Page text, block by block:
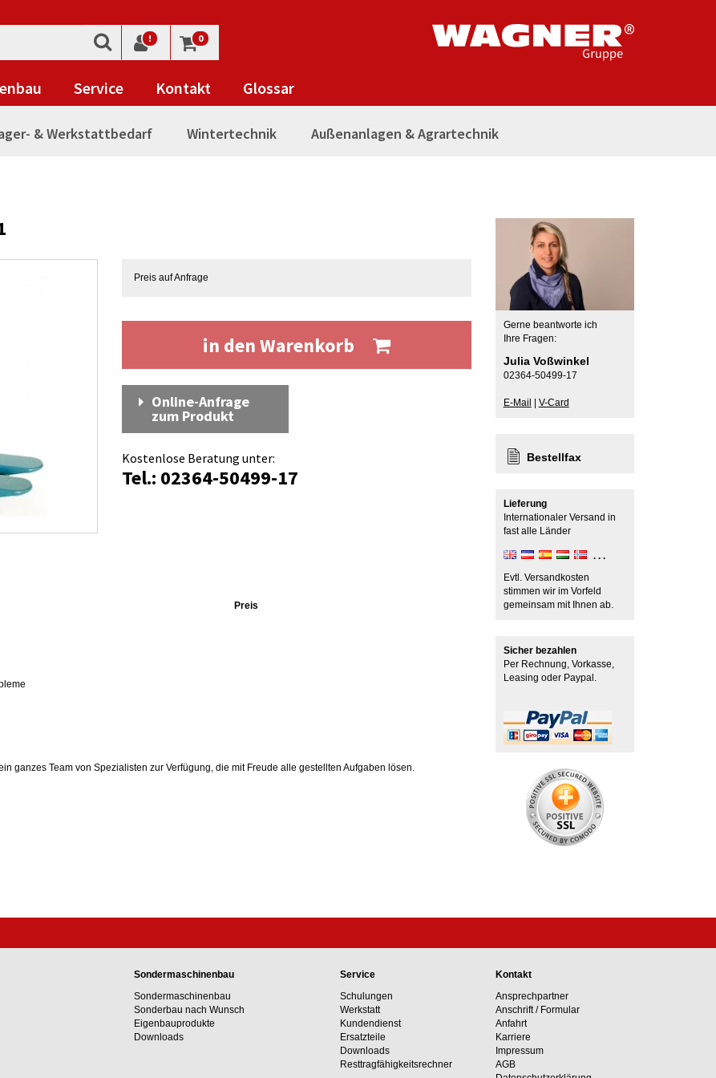
! 0
Service Kontakt Glossar
& Werkstattbedarf Wintertechnik Außenanlagen & Agrartechnik
Preis auf Anfrage
in den Warenkorb
Online-Anfrage
zum Produkt
Kostenlose Beratung unter:
Tel.: 02364-50499-17
Preis
ganzes Team von Spezialisten zur Verfügung, die mit Freude alle gestellten Aufgaben lösen.
Gerne beantworte ich
Ihre Fragen:
Julia Voßwinkel
02364-50499-17
E-Mail V-Card
Bestellfax
Lieferung
Internationaler Versand in
fast alle Länder
Evtl. Versandkosten
stimmen wir im Vorfeld
gemeinsam mit Ihnen ab.
Sicher bezahlen
Per Rechnung, Vorkasse,
Leasing oder Paypal.
Sondermaschinenbau
Sondermaschinenbau
Sonderbau nach Wunsch
Eigenbauprodukte
Downloads
Service
Schulungen
Werkstatt
Kundendienst
Ersatzteile
Downloads
Resttragfähig­keits­rechner
Kontakt
Ansprechpartner
Anschrift / Formular
Anfahrt
Karriere
Impressum
AGB